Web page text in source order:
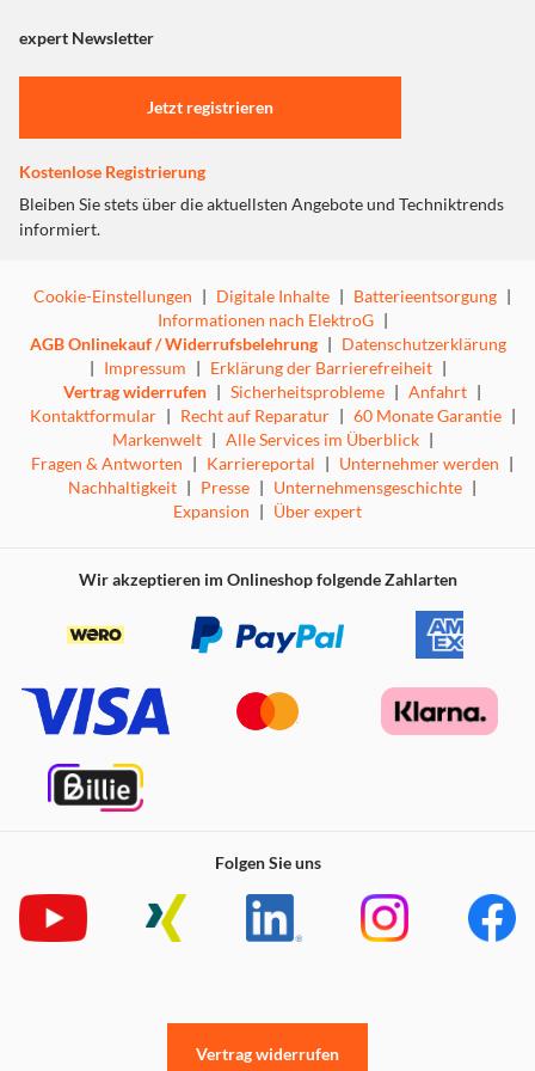
"Marketing".
Einstellungen anpassen
expert Newsletter
Jetzt registrieren
Kostenlose Registrierung
Bleiben Sie stets über die aktuellsten Angebote und Techniktrends
informiert.
Cookie-Einstellungen | Digitale Inhalte | Batterieentsorgung |
Informationen nach ElektroG |
AGB Onlinekauf / Widerrufsbelehrung | Datenschutzerklärung
| Impressum | Erklärung der Barrierefreiheit |
Vertrag widerrufen | Sicherheitsprobleme | Anfahrt |
Kontaktformular | Recht auf Reparatur | 60 Monate Garantie |
Markenwelt | Alle Services im Überblick |
Fragen & Antworten | Karriereportal | Unternehmer werden |
Nachhaltigkeit | Presse | Unternehmensgeschichte |
Expansion | Über expert
Wir akzeptieren im Onlineshop folgende Zahlarten
Folgen Sie uns
Vertrag widerrufen